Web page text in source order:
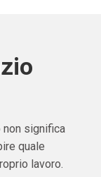
non significa
quale
lavoro.